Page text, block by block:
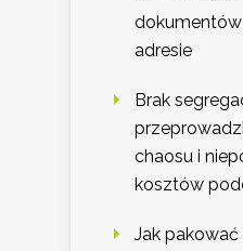
adresie
Brak
chaosu i
kosztów
Jak pakować